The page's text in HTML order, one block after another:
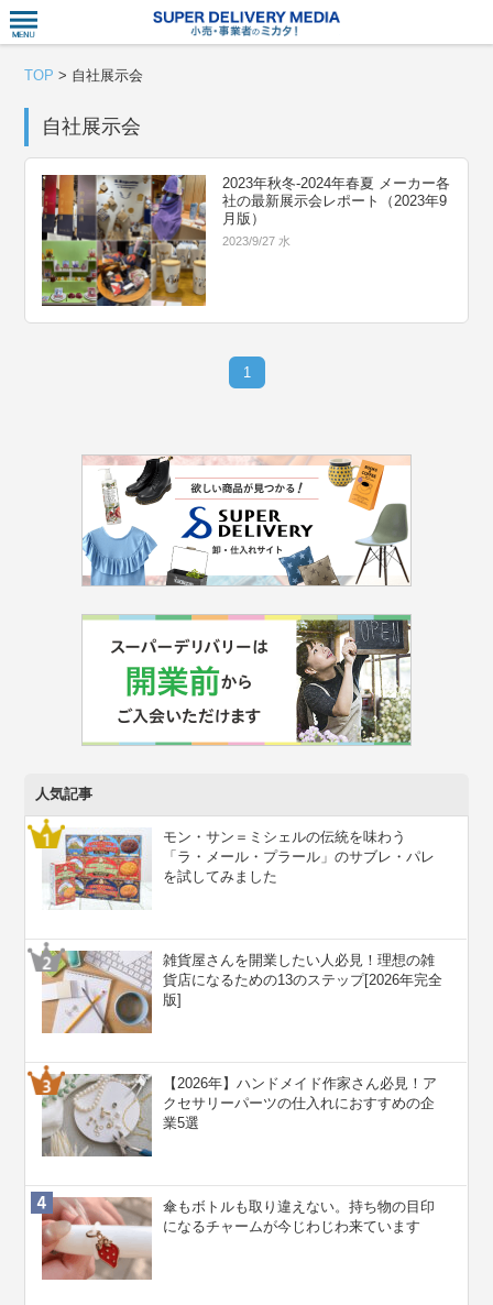
TOP > 自社展示会
自社展示会
2023年秋冬-2024年春夏 メーカー各
社の最新展示会レポート（2023年9
月版）
2023/9/27 水
1
人気記事
モン・サン＝ミシェルの伝統を味わう
「ラ・メール・プラール」のサブレ・パレ
を試してみました
雑貨屋さんを開業したい人必見！理想の雑
貨店になるための13のステップ[2026年完全
版]
【2026年】ハンドメイド作家さん必見！ア
クセサリーパーツの仕入れにおすすめの企
業5選
傘もボトルも取り違えない。持ち物の目印
になるチャームが今じわじわ来ています